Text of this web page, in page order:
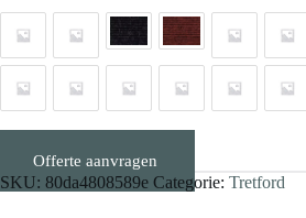
Offerte aanvragen
SKU: 80da4808589e Categorie: Tretford